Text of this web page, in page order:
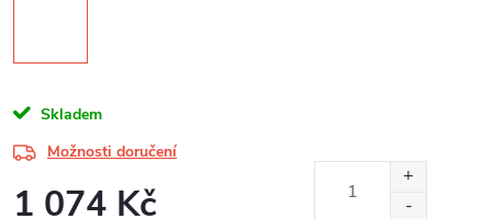
Skladem
Možnosti doručení
1 074 Kč